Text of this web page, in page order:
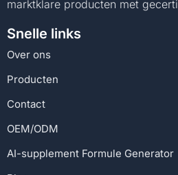
marktklare producten met
Snelle links
Over ons
Producten
Contact
OEM/ODM
AI-supplement Formule Generator